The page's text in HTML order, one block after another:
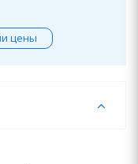
цены